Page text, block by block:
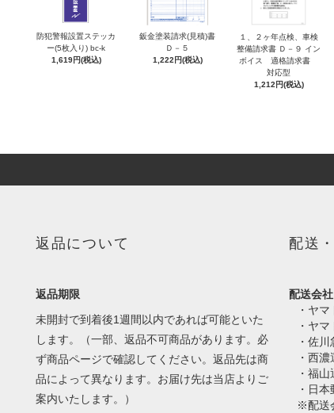
防犯警報設置ステッカ
ー(5枚入り) bc-k
1,619円(税込)
鈑金塗装請求(見積)書
Ｄ－５
1,222円(税込)
１、２ヶ年点検、車検
整備請求書 Ｄ－９ イン
ボイス 適格請求書
対応型
1,212円(税込)
返品について
返品期限
未開封で到着後1週間以内であれば可能といた
します。（一部、返品不可商品があります。必
ず商品ページで確認してください。返品先は商
品によって異なります。お届け先は当店よりご
案内いたします。）
配送
配送会社
・ヤ
・ヤ
・佐川
・西
・福山
・日
※配送